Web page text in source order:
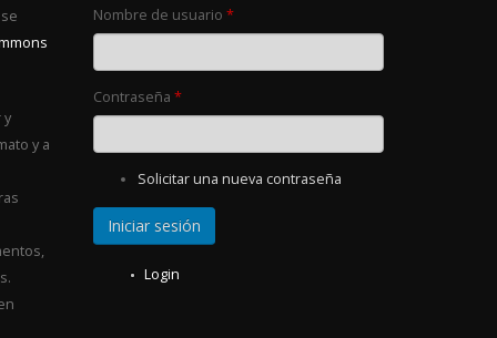
y
y a
Nombre de usuario *
Contraseña *
Solicitar una nueva contraseña
Login